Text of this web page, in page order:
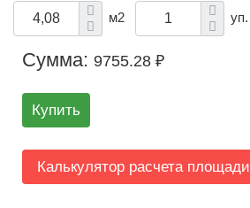
м2 уп.
Сумма: 9755.28 ₽
Купить
Калькулятор расчета площади